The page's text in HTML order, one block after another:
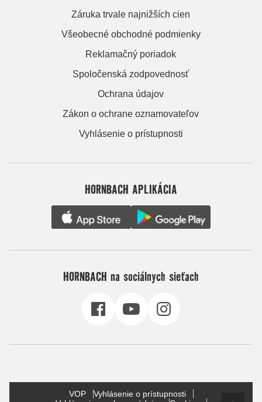
Záruka trvale najnižších cien
Všeobecné obchodné podmienky
Reklamačný poriadok
Spoločenská zodpovednosť
Ochrana údajov
Zákon o ochrane oznamovateľov
Vyhlásenie o prístupnosti
HORNBACH APLIKÁCIA
HORNBACH na sociálnych sieťach
VOP
Vyhlásenie o prístupnosti